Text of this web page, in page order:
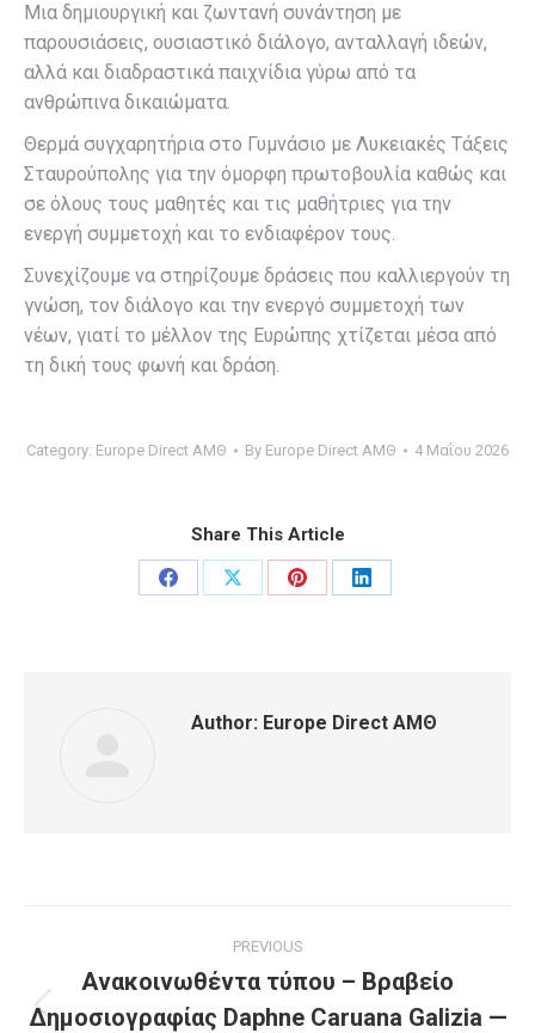
Μια δημιουργική και ζωντανή συνάντηση με
παρουσιάσεις, ουσιαστικό διάλογο, ανταλλαγή ιδεών,
αλλά και διαδραστικά παιχνίδια γύρω από τα
ανθρώπινα δικαιώματα.
Θερμά συγχαρητήρια στο Γυμνάσιο με Λυκειακές Τάξεις
Σταυρούπολης για την όμορφη πρωτοβουλία καθώς και
σε όλους τους μαθητές και τις μαθήτριες για την
ενεργή συμμετοχή και το ενδιαφέρον τους.
Συνεχίζουμε να στηρίζουμε δράσεις που καλλιεργούν τη
γνώση, τον διάλογο και την ενεργό συμμετοχή των
νέων, γιατί το μέλλον της Ευρώπης χτίζεται μέσα από
τη δική τους φωνή και δράση.
Category: Europe Direct ΑΜΘ By Europe Direct ΑΜΘ 4 Μαΐου 2026
Share This Article
Share
Share
Share
Share
Author: Europe Direct ΑΜΘ
navigation
PREVIOUS
Previous
Ανακοινωθέντα τύπου – Βραβείο
Δημοσιογραφίας Daphne Caruana Galizia —